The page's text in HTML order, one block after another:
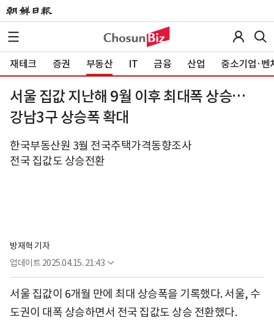
재테크 증권 부동산 IT 금융 산업 중소기업·벤
서울 집값 지난해 9월 이후 최대폭 상승…
강남3구 상승폭 확대
한국부동산원 3월 전국주택가격동향조사
전국 집값도 상승전환
방재혁 기자
업데이트 2025.04.15. 21:43
서울 집값이 6개월 만에 최대 상승폭을 기록했다. 서울, 수
도권이 대폭 상승하면서 전국 집값도 상승 전환했다.